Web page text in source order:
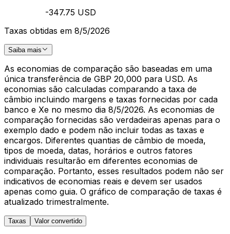
-347.75 USD
Taxas obtidas em 8/5/2026
Saiba mais
As economias de comparação são baseadas em uma
única transferência de GBP 20,000 para USD. As
economias são calculadas comparando a taxa de
câmbio incluindo margens e taxas fornecidas por cada
banco e Xe no mesmo dia 8/5/2026. As economias de
comparação fornecidas são verdadeiras apenas para o
exemplo dado e podem não incluir todas as taxas e
encargos. Diferentes quantias de câmbio de moeda,
tipos de moeda, datas, horários e outros fatores
individuais resultarão em diferentes economias de
comparação. Portanto, esses resultados podem não ser
indicativos de economias reais e devem ser usados
apenas como guia. O gráfico de comparação de taxas é
atualizado trimestralmente.
Taxas Valor convertido